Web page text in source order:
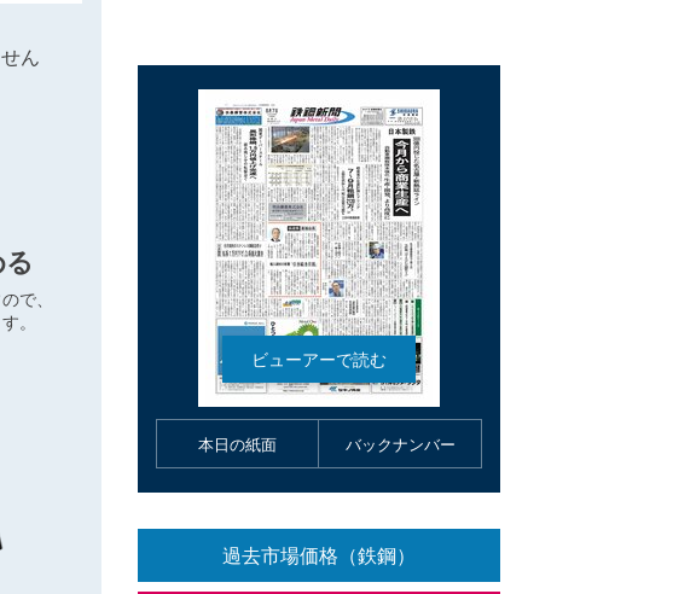
ん
で、
。
本日の紙面 バックナンバー
過去市場価格（鉄鋼）